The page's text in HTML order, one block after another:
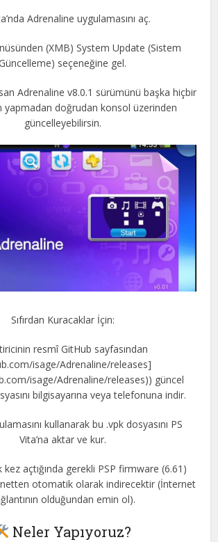
Adrenaline uygulamasını aç.
(XMB) System Update (Sistem
seçeneğine gel.
Adrenaline v8.0.1 sürümünü başka hiçbir
yapmadan doğrudan konsol üzerinden
güncelleyebilirsin.
Sıfırdan Kuracaklar İçin:
resmî GitHub sayfasından
isage/Adrenaline/releases]
isage/Adrenaline/releases)) güncel
bilgisayarına veya telefonuna indir.
kullanarak bu .vpk dosyasını PS
Vita’na aktar ve kur.
kez açtığında gerekli PSP firmware (6.61)
otomatik olarak indirecektir (İnternet
olduğundan emin ol).
Neler Yapıyoruz?